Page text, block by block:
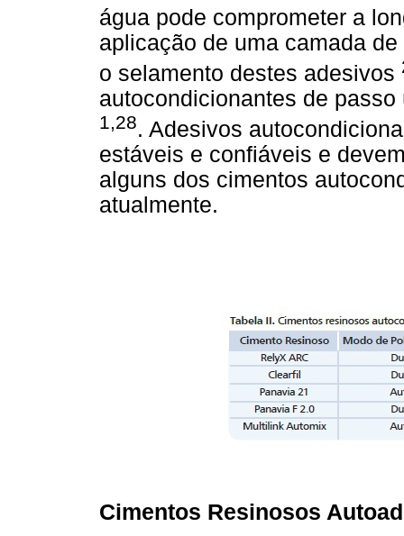
água pode comprometer a
aplicação de uma camada
o selamento destes adesivos
autocondicionantes de
1,28. Adesivos
estáveis e confiáveis e
alguns dos cimentos
atualmente.
Cimentos Resinosos